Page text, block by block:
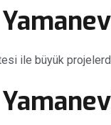
ile büyük